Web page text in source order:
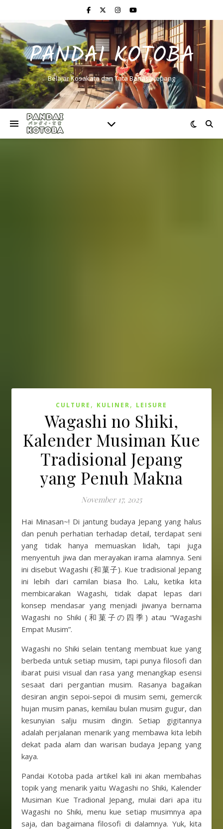
PANDAI KOTOBA
Belajar Kosakata dan Tata Bahasa Jepang
CULTURE , KULINER, LEISURE
Wagashi no Shiki,
Kalender Musiman Kue
Tradisional Jepang
yang Penuh Makna
November 17, 2025
Hai Minasan~! Di jantung budaya Jepang yang halus
dan penuh perhatian terhadap detail, terdapat seni
yang tidak hanya memuaskan lidah, tapi juga
menyentuh jiwa dan merayakan irama alamnya. Seni
ini disebut Wagashi (和菓子). Kue tradisional Jepang
ini lebih dari camilan biasa lho. Lalu, ketika kita
membicarakan Wagashi, tidak dapat lepas dari
konsep mendasar yang menjadi jiwanya bernama
Wagashi no Shiki (和菓子の四季) atau “Wagashi
Empat Musim”.
Wagashi no Shiki selain tentang membuat kue yang
berbeda untuk setiap musim, tapi punya filosofi dan
ibarat puisi visual dan rasa yang menangkap esensi
sesaat dari pergantian musim. Rasanya bagaikan
desiran angin sepoi-sepoi di musim semi, gemercik
hujan musim panas, kemilau bulan musim gugur, dan
kesunyian salju musim dingin. Setiap gigitannya
adalah perjalanan menarik yang membawa kita lebih
dekat pada alam dan warisan budaya Jepang yang
kaya.
Pandai Kotoba pada artikel kali ini akan membahas
topik yang menarik yaitu Wagashi no Shiki, Kalender
Musiman Kue Tradional Jepang, mulai dari apa itu
Wagashi no Shiki, menu kue setiap musimnya apa
saja, dan bagaimana filosofi di dalamnya. Yuk, kita